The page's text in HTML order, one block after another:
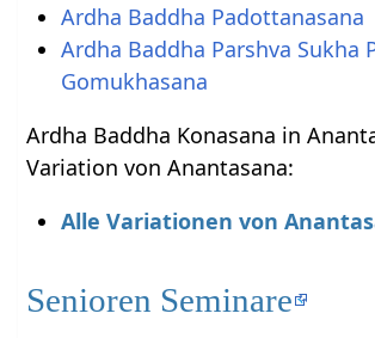
Ardha Baddha Padottanasana
Ardha Baddha Parshva Sukha
Gomukhasana
Ardha Baddha Konasana in
Variation von Anantasana:
Alle Variationen von
Senioren Seminare